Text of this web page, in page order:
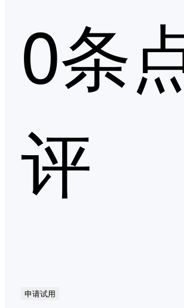
0条
评
申请试用